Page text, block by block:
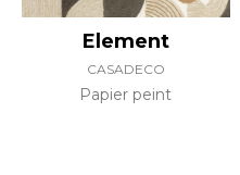
Element
CASADECO
Papier peint